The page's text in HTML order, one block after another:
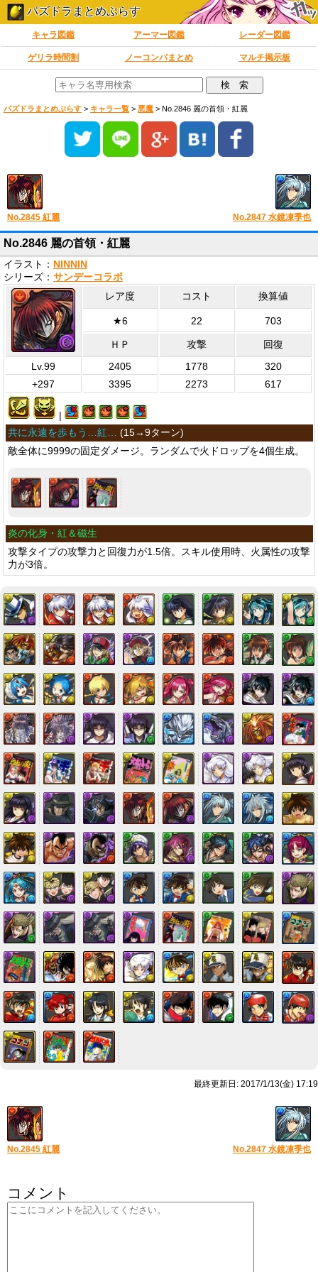
パズドラまとめぷらす
キャラ図鑑 アーマー図鑑 レーダー図鑑
ゲリラ時間割 ノーコンパまとめ マルチ掲示板
パズドラまとめぷらす > キャラ一覧 > 悪魔 > No.2846 麗の首領・紅麗
No.2845 紅麗 No.2847 水鏡凍季也
No.2846 麗の首領・紅麗
イラスト： NINNIN
シリーズ： サンデーコラボ
レア度 コスト 換算値
★6 22 703
ＨＰ 攻撃
回復
Lv.99
2405 1778
320
+297
3395 2273 617
|
共に永遠を歩もう…紅… (15→9ターン)
敵全体に9999の固定ダメージ。ランダムで火ドロップを4個生成。
炎の化身・紅＆磁生
攻撃タイプの攻撃力と回復力が1.5倍。スキル使用時、火属性の攻撃
力が3倍。
最終更新日: 2017/1/13(金) 17:19
No.2845 紅麗 No.2847 水鏡凍季也
コメント